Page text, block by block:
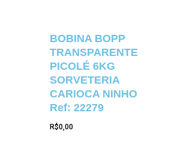
BOBINA BOPP
TRANSPARENTE
PICOLÉ 6KG
SORVETERIA
CARIOCA NINHO
Ref: 22279
R$0,00